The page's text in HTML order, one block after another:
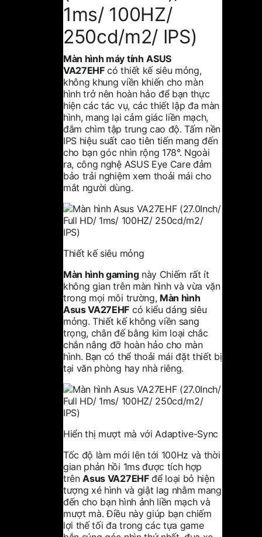
1ms/ 100HZ/
250cd/m2/ IPS)
Màn hình máy tính ASUS
VA27EHFcó thiết kế siêu mỏng,
không khung viền khiến cho màn
hình trở nên hoàn hảo để bạn thực
hiện các tác vụ, các thiết lập đa màn
hình, mang lại cảm giác liền mạch,
đắm chìm tập trung cao độ. Tấm nền
IPS hiệu suất cao tiên tiến mang đến
cho bạn góc nhìn rộng 178°. Ngoài
ra, công nghệ ASUS Eye Care đảm
bảo trải nghiệm xem thoải mái cho
mắt người dùng.
Thiết kế siêu mỏng
Màn hình gamingnày Chiếm rất ít
không gian trên màn hình và vừa vặn
trong mọi môi trường, Màn hình
AsusVA27EHF có kiểu dáng siêu
mỏng. Thiết kế không viền sang
trọng, chân đế bằng kim loại chắc
chắn nâng đỡ hoàn hảo cho màn
hình. Bạn có thể thoải mái đặt thiết bị
tại văn phòng hay nhà riêng.
Hiển thị mượt mà với Adaptive-Sync
Tốc độ làm mới lên tới 100Hz và thời
gian phản hồi 1ms được tích hợp
trênAsus VA27EHFđể loại bỏ hiện
tượng xé hình và giật lag nhằm mang
đến cho bạn hình ảnh liền mạch và
mượt mà. Điều này giúp bạn chiếm
lợi thế tối đa trong các tựa game